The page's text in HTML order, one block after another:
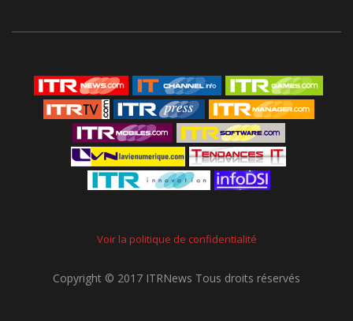
Voir la politique de confidentialité
Copyright © 2017 ITRNews Tous droits réservés